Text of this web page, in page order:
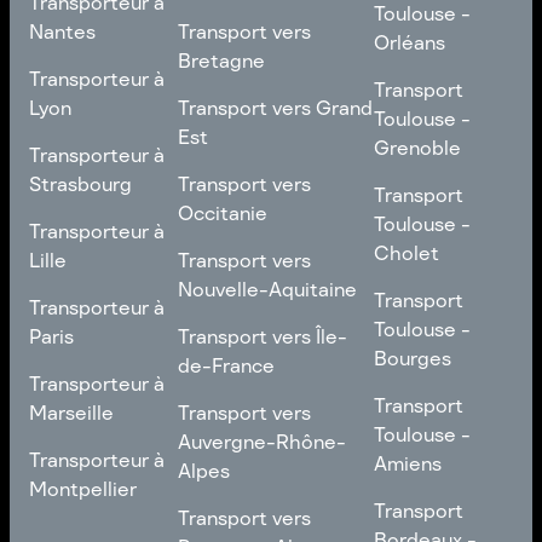
Toulouse
Nantes
Transporteur à
Nantes
Transporteur à
Lyon
Transporteur à
Lyon
Transporteur à
Strasbourg
Transporteur à
Strasbourg
Transporteur à
Lille
Transporteur à
Lille
Transporteur à
Paris
Transporteur à
Paris
Transporteur à
Marseille
Transporteur à
Marseille
Transporteur à
Montpellier
Transport vers
Normandie
Transport vers
Bretagne
Transport vers
Bretagne
Transport vers Grand
Est
Transport vers Grand
Est
Transport vers
Occitanie
Transport vers
Occitanie
Transport vers
Nouvelle-Aquitaine
Transport vers
Nouvelle-Aquitaine
Transport vers Île-
de-France
Transport vers Île-
de-France
Transport vers
Auvergne-Rhône-
Alpes
Transport vers
Transport vers
Poitiers
Toulouse -
Orléans
Transport
Toulouse -
Orléans
Transport
Toulouse -
Grenoble
Transport
Toulouse -
Grenoble
Transport
Toulouse -
Cholet
Transport
Toulouse -
Cholet
Transport
Toulouse -
Bourges
Transport
Toulouse -
Bourges
Transport
Toulouse -
Amiens
Transport
Toulouse -
Transport